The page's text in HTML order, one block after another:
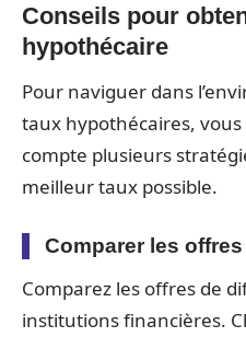
Conseils pour
hypothécaire
Pour naviguer dans
taux hypothécaires,
compte plusieurs
meilleur taux possible.
Comparer les offres
Comparez les offres de
institutions financières.